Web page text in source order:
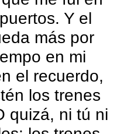
Y el
más por
en mi
el recuerdo,
los trenes
quizá, ni tú ni